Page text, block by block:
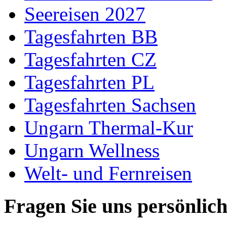
Seereisen 2027
Tagesfahrten BB
Tagesfahrten CZ
Tagesfahrten PL
Tagesfahrten Sachsen
Ungarn Thermal-Kur
Ungarn Wellness
Welt- und Fernreisen
Fragen Sie uns persönlich